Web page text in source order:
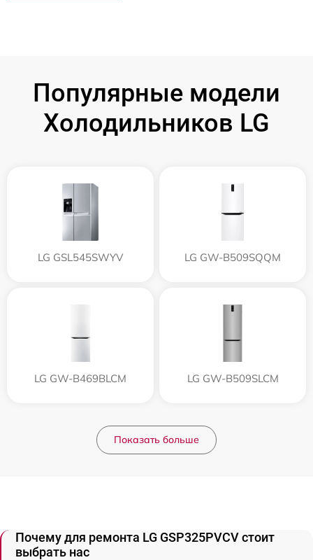
Популярные модели
Холодильников LG
LG GSL545SWYV LG GW-B509SQQM
LG GW-B469BLCM LG GW-B509SLCM
Показать больше
Почему для ремонта LG GSP325PVCV стоит
выбрать нас